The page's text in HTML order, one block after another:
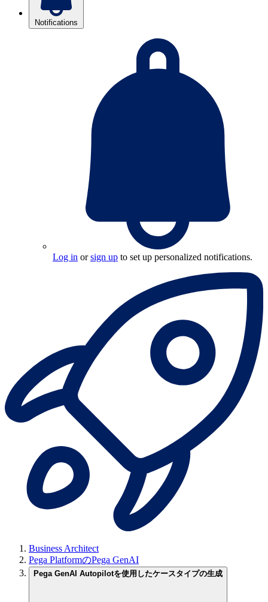
Notifications
Log in orsign up to set up personalized notifications.
Business Architect
Pega PlatformのPega GenAI
Pega GenAI Autopilotを使用したケースタイプの生成